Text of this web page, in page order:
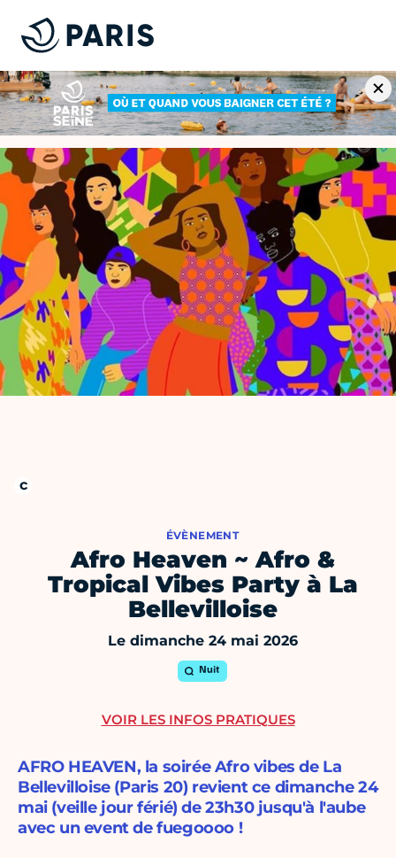
ÉVÈNEMENT
Afro Heaven ~ Afro &
Tropical Vibes Party à La
Bellevilloise
Le dimanche 24 mai 2026
Nuit
AFRO HEAVEN, la soirée Afro vibes de La
Bellevilloise (Paris 20) revient ce dimanche 24
mai (veille jour férié) de 23h30 jusqu'à l'aube
avec un event de fuegoooo !
VOIR LES INFOS PRATIQUES